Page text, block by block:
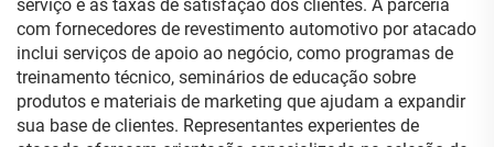
serviço e as taxas de satisfação dos clientes. A parceria
com fornecedores de revestimento automotivo por atacado
inclui serviços de apoio ao negócio, como programas de
treinamento técnico, seminários de educação sobre
produtos e materiais de marketing que ajudam a expandir
sua base de clientes. Representantes experientes de